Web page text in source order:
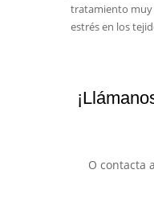
tratamiento muy
estrés en los
O contacta